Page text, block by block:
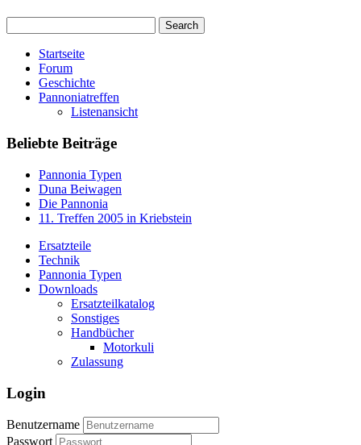
Startseite
Forum
Geschichte
Pannoniatreffen
Listenansicht
Beliebte Beiträge
Pannonia Typen
Duna Beiwagen
Die Pannonia
11. Treffen 2005 in Kriebstein
Ersatzteile
Technik
Pannonia Typen
Downloads
Ersatzteilkatalog
Sonstiges
Handbücher
Motorkuli
Zulassung
Login
Benutzername
Passwort